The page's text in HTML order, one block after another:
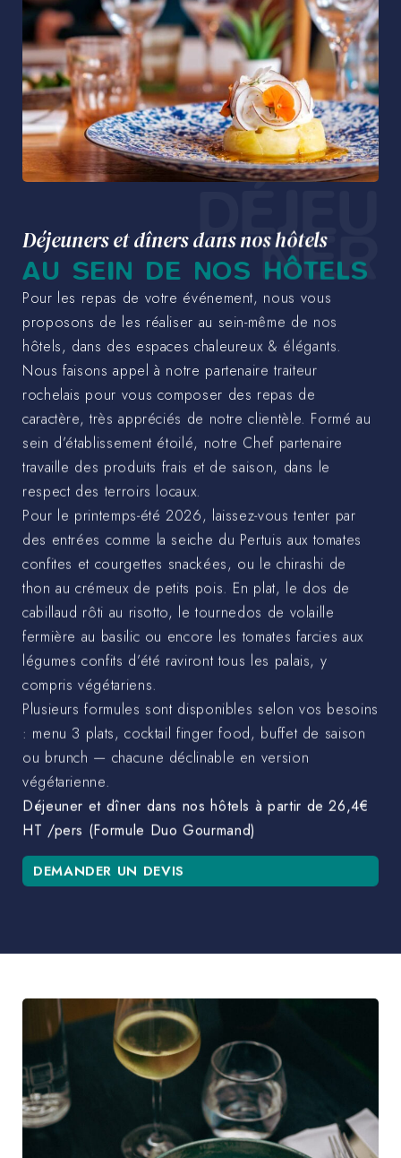
DÉJEU
NER
Déjeuners et dîners dans nos hôtels
AU SEIN DE NOS HÔTELS
Pour les repas de votre événement, nous vous
proposons de les réaliser au sein-même de nos
hôtels, dans des espaces chaleureux & élégants.
Nous faisons appel à notre partenaire traiteur
rochelais pour vous composer des repas de
caractère, très appréciés de notre clientèle. Formé au
sein d’établissement étoilé, notre Chef partenaire
travaille des produits frais et de saison, dans le
respect des terroirs locaux.
Pour le printemps-été 2026, laissez-vous tenter par
des entrées comme la seiche du Pertuis aux tomates
confites et courgettes snackées, ou le chirashi de
thon au crémeux de petits pois. En plat, le dos de
cabillaud rôti au risotto, le tournedos de volaille
fermière au basilic ou encore les tomates farcies aux
légumes confits d’été raviront tous les palais, y
compris végétariens.
Plusieurs formules sont disponibles selon vos besoins
: menu 3 plats, cocktail finger food, buffet de saison
ou brunch — chacune déclinable en version
végétarienne.
Déjeuner et dîner dans nos hôtels à partir de 26,4€
HT /pers (Formule Duo Gourmand)
DEMANDER UN DEVIS